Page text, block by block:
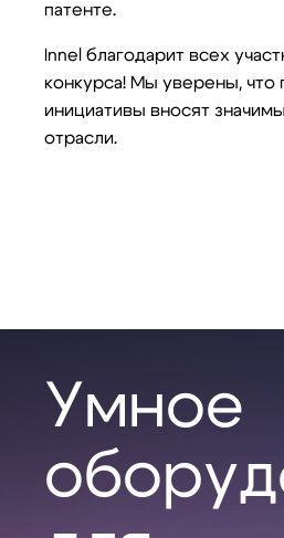
патенте.
Innel благодарит всех
конкурса! Мы уверены, что
инициативы вносят
отрасли.
Умное